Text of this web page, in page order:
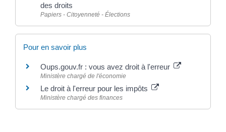
des droits
Papiers - Citoyenneté - Élections
Pour en savoir plus
Oups.gouv.fr : vous avez droit à l'erreur
Ministère chargé de l'économie
Le droit à l'erreur pour les impôts
Ministère chargé des finances